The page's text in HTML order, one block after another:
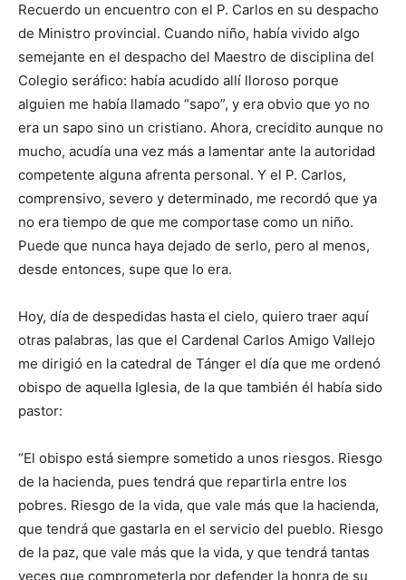
Recuerdo un encuentro con el P. Carlos en su despacho
de Ministro provincial. Cuando niño, había vivido algo
semejante en el despacho del Maestro de disciplina del
Colegio seráfico: había acudido allí lloroso porque
alguien me había llamado “sapo”, y era obvio que yo no
era un sapo sino un cristiano. Ahora, crecidito aunque no
mucho, acudía una vez más a lamentar ante la autoridad
competente alguna afrenta personal. Y el P. Carlos,
comprensivo, severo y determinado, me recordó que ya
no era tiempo de que me comportase como un niño.
Puede que nunca haya dejado de serlo, pero al menos,
desde entonces, supe que lo era.
Hoy, día de despedidas hasta el cielo, quiero traer aquí
otras palabras, las que el Cardenal Carlos Amigo Vallejo
me dirigió en la catedral de Tánger el día que me ordenó
obispo de aquella Iglesia, de la que también él había sido
pastor:
“El obispo está siempre sometido a unos riesgos. Riesgo
de la hacienda, pues tendrá que repartirla entre los
pobres. Riesgo de la vida, que vale más que la hacienda,
que tendrá que gastarla en el servicio del pueblo. Riesgo
de la paz, que vale más que la vida, y que tendrá tantas
veces que comprometerla por defender la honra de su